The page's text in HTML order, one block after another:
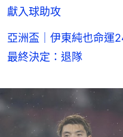
獻入球助攻
亞洲盃｜伊東純也命
最終決定：退隊